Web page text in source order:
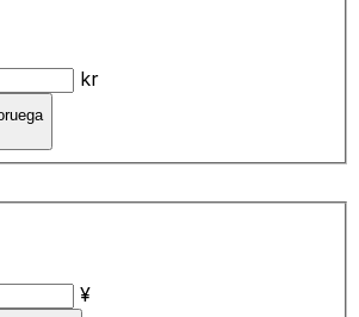
kr
¥